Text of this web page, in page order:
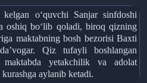
kelgan o‘quvchi Sanjar sinfdoshi
oshiq bo‘lib qoladi, biroq qizning
maktabning bosh bezorisi Baxti
Qiz tufayli boshlangan
maktabda yetakchilik va adolat
kurashga aylanib ketadi.